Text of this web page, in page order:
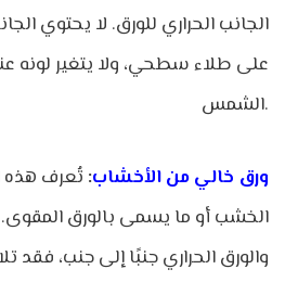
الجانب الحراري للورق. لا يحتوي
على طلاء سطحي، ولا يتغير لونه
الشمس.
ورق خالي من الأخشاب: تُعرف هذه
الخشب أو ما يسمى بالورق
والورق الحراري جنبًا إلى جنب، فقد